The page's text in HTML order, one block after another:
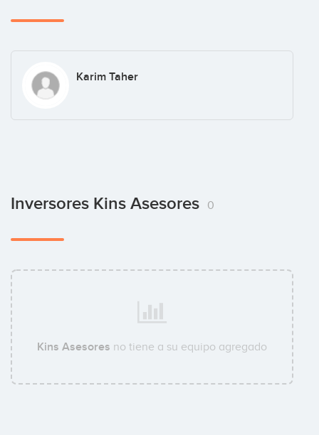
Karim Taher
Inversores Kins Asesores 0
Kins Asesores no tiene a su equipo agregado